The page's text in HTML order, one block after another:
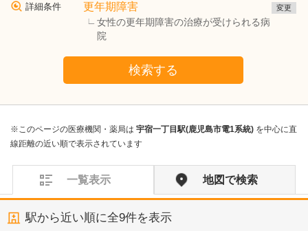
詳細条件 更年期障害
女性の更年期障害の治療が受けられる病
院
変更
検索する
※このページの医療機関・薬局は 宇宿一丁目駅(鹿児島市電1系統) を中心に直
線距離の近い順で表示されています
一覧表示 地図で検索
駅から近い順に全9件を表示